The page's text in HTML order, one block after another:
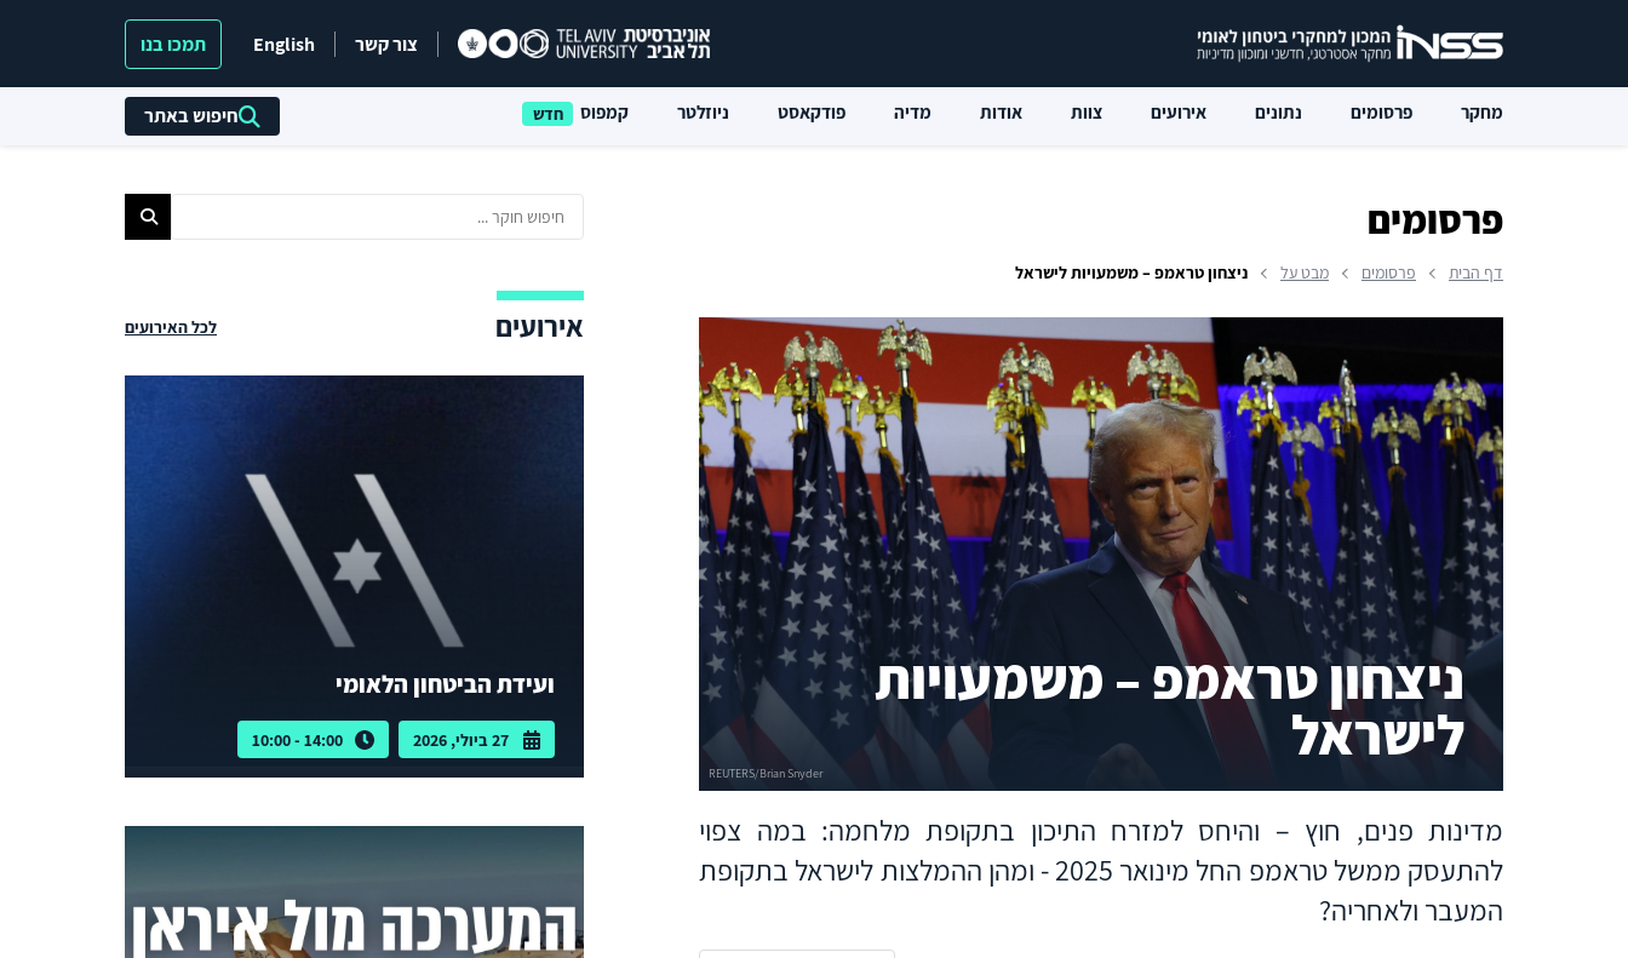
צור קשר English תמכו בנו
מחקר פרסומים נתונים אירועים צוות אודות מדיה פודקאסט ניוזלטר קמפוס חיפוש באתר
פרסומים
דף הבית פרסומים מבט על ניצחון טראמפ – משמעויות לישראל
ניצחון טראמפ – משמעויות
לישראל
מדינות פנים, חוץ – והיחס למזרח התיכון בתקופת מלחמה: במה צפוי
להתעסק ממשל טראמפ החל מינואר 2025 - ומהן ההמלצות לישראל בתקופת
המעבר ולאחריה?
אירועים לכל האירועים
ועידת הביטחון הלאומי
27 ביולי, 2026 14:00 - 10:00